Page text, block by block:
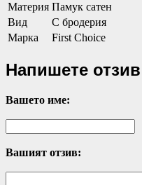
Материя Памук сатен
Вид
С бродерия
Марка
First Choice
Напишете отзив
Вашето име:
Вашият отзив: